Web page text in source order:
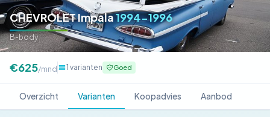
CHEVROLET Impala1994-1996
B-body
€625/mnd 1 varianten Goed
Overzicht Varianten Koopadvies Aanbod